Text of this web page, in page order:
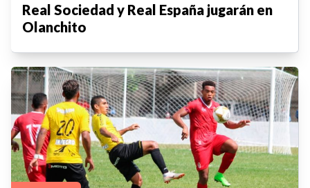
Real Sociedad y Real España jugarán en
Olanchito